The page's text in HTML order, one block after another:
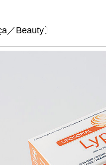
／Beauty〕